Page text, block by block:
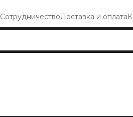
СотрудничествоДоставка и оплата